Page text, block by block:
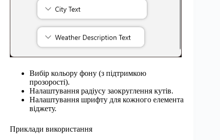
Вибір кольору фону (з підтримкою
прозорості).
Налаштування радіусу заокруглення кутів.
Налаштування шрифту для кожного елемента
віджету.
Приклади використання